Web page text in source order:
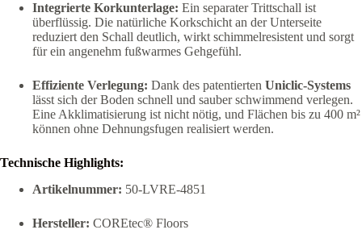
Integrierte Korkunterlage: Ein separater Trittschall ist
überflüssig. Die natürliche Korkschicht an der Unterseite
reduziert den Schall deutlich, wirkt schimmelresistent und sorgt
für ein angenehm fußwarmes Gehgefühl.
Effiziente Verlegung: Dank des patentierten Uniclic-Systems
lässt sich der Boden schnell und sauber schwimmend verlegen.
Eine Akklimatisierung ist nicht nötig, und Flächen bis zu 400 m²
können ohne Dehnungsfugen realisiert werden.
Technische Highlights:
Artikelnummer: 50-LVRE-4851
Hersteller: COREtec® Floors